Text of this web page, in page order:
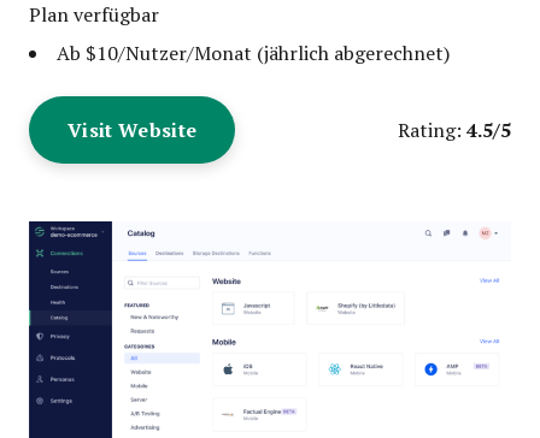
Plan verfügbar
Ab $10/Nutzer/Monat (jährlich abgerechnet)
Visit Website Rating: 4.5/5